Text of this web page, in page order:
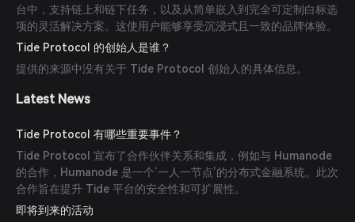
台中，支持链上和链下任务，以及从简单嵌入到完全可定制白标选
项的灵活解决方案。这使用户能够享受沉浸式且一致的品牌体验。
Tide Protocol 的创始人是谁？
提供的来源中没有关于 Tide Protocol 创始人的具体信息。
Latest News
Tide Protocol 有哪些重要事件？
Tide Protocol 宣布了合作伙伴关系和集成，例如与 Humanode
的合作，Humanode 是一个‘一人一节点’的分布式金融系统。此次
合作旨在提升 Tide 平台的安全性和可扩展性。
即将到来的活动